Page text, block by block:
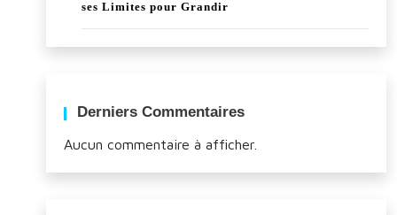
ses Limites pour Grandir
Derniers Commentaires
Aucun commentaire à afficher.